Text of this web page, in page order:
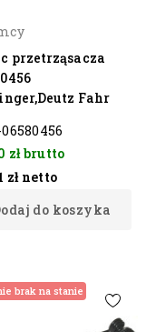
przetrząsacza
Fahr
złbrutto
zł netto
do koszyka
brak na stanie